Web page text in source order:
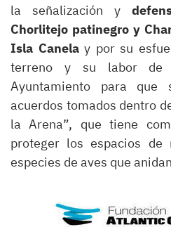
la señalización y
Chorlitejo patinegro y
Isla Canelay por su
terreno y su labor de
Ayuntamiento para que
acuerdos tomados dentro
la Arena”, que tiene
proteger los espacios de
especies de aves que